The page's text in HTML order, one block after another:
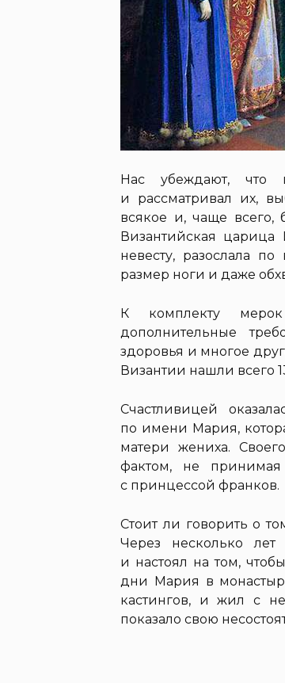
Нас убеждают, что
и рассматривал их,
всякое и, чаще всего,
Византийская царица
невесту, разослала
размер ноги и даже
К комплекту
дополнительные
здоровья и многое
Византии нашли всего
Счастливицей
по имени Мария,
матери жениха.
фактом, не
с принцессой франков.
Стоит ли говорить о
Через несколько
и настоял на том,
дни Мария в
кастингов, и жил с
показало свою